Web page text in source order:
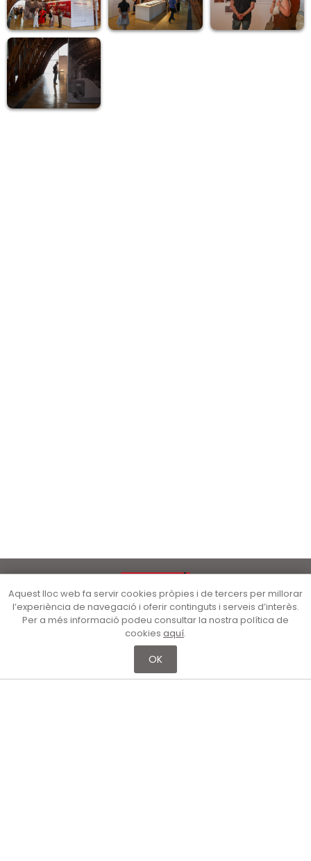
Aquest lloc web fa servir cookies pròpies i de tercers per millorar
l’experiència de navegació i oferir continguts i serveis d’interès.
Per a més informació podeu consultar la nostra política de
cookies aquí.
OK